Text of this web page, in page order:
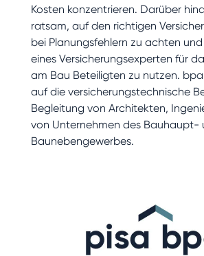
Kosten konzentrieren. Darüber
ratsam, auf den richtigen
bei Planungsfehlern zu achten
eines Versicherungsexperten für
am Bau Beteiligten zu nutzen.
auf die versicherungstechnische
Begleitung von Architekten,
von Unternehmen des Bauhaupt-
Baunebengewerbes.